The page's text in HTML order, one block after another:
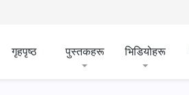
गृहपृष्ठ पुस्तकहरू भिडियोहरू